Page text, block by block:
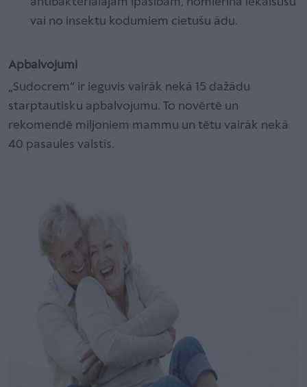
vai no insektu kodumiem cietušu ādu.
Apbalvojumi
„Sudocrem“ ir ieguvis vairāk nekā 15 dažādu
starptautisku apbalvojumu. To novērtē un
rekomendē miljoniem mammu un tētu vairāk nekā
40 pasaules valstīs.